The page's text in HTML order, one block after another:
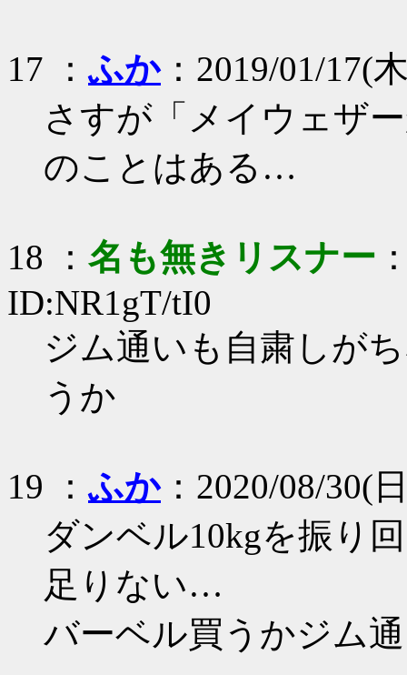
17 ：ふか：2019/01/17(
さすが「メイウェザ
のことはある…
18 ： 名も無きリスナー
ID:NR1gT/tI0
ジム通いも自粛しが
うか
19 ：ふか：2020/08/30(
ダンベル10kgを振り
足りない…
バーベル買うかジム